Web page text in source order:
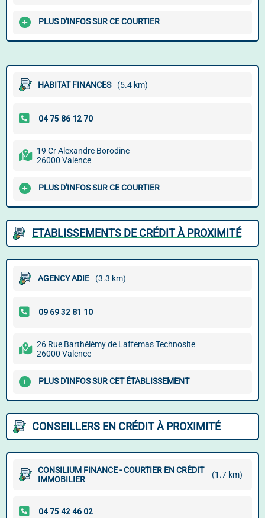
PLUS D'INFOS SUR CE COURTIER
HABITAT FINANCES (5.4 km)
19 Cr Alexandre Borodine
26000 Valence
PLUS D'INFOS SUR CE COURTIER
ETABLISSEMENTS DE CRÉDIT À PROXIMITÉ
AGENCY ADIE (3.3 km)
26 Rue Barthélémy de Laffemas Technosite
26000 Valence
PLUS D'INFOS SUR CET ÉTABLISSEMENT
CONSEILLERS EN CRÉDIT À PROXIMITÉ
CONSILIUM FINANCE - COURTIER EN CRÉDIT
IMMOBILIER
(1.7 km)